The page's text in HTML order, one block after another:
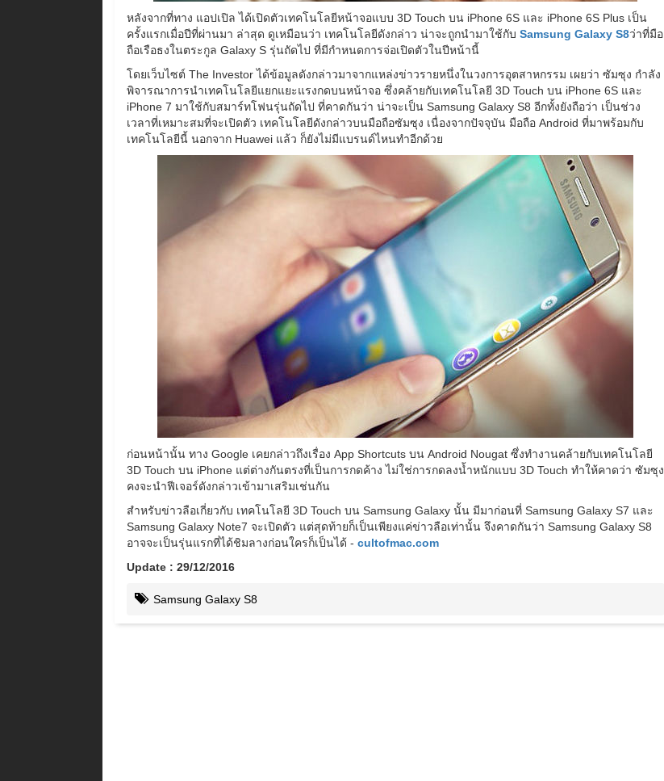
หลังจากที่ทาง แอปเปิล ได้เปิดตัวเทคโนโลยีหน้าจอแบบ 3D Touch บน iPhone 6S และ iPhone 6S Plus เป็น
ครั้งแรกเมื่อปีที่ผ่านมา ล่าสุด ดูเหมือนว่า เทคโนโลยีดังกล่าว น่าจะถูกนำมาใช้กับ Samsung Galaxy S8ว่าที่มือ
ถือเรือธงในตระกูล Galaxy S รุ่นถัดไป ที่มีกำหนดการจ่อเปิดตัวในปีหน้านี้
โดยเว็บไซต์ The Investor ได้ข้อมูลดังกล่าวมาจากแหล่งข่าวรายหนึ่งในวงการอุตสาหกรรม เผยว่า ซัมซุง กำลัง
พิจารณาการนำเทคโนโลยีแยกแยะแรงกดบนหน้าจอ ซึ่งคล้ายกับเทคโนโลยี 3D Touch บน iPhone 6S และ
iPhone 7 มาใช้กับสมาร์ทโฟนรุ่นถัดไป ที่คาดกันว่า น่าจะเป็น Samsung Galaxy S8 อีกทั้งยังถือว่า เป็นช่วง
เวลาที่เหมาะสมที่จะเปิดตัว เทคโนโลยีดังกล่าวบนมือถือซัมซุง เนื่องจากปัจจุบัน มือถือ Android ที่มาพร้อมกับ
เทคโนโลยีนี้ นอกจาก Huawei แล้ว ก็ยังไม่มีแบรนด์ไหนทำอีกด้วย
ก่อนหน้านั้น ทาง Google เคยกล่าวถึงเรื่อง App Shortcuts บน Android Nougat ซึ่งทำงานคล้ายกับเทคโนโลยี
3D Touch บน iPhone แต่ต่างกันตรงที่เป็นการกดค้าง ไม่ใช่การกดลงน้ำหนักแบบ 3D Touch ทำให้คาดว่า ซัมซุง
คงจะนำฟีเจอร์ดังกล่าวเข้ามาเสริมเช่นกัน
สำหรับข่าวลือเกี่ยวกับ เทคโนโลยี 3D Touch บน Samsung Galaxy นั้น มีมาก่อนที่ Samsung Galaxy S7 และ
Samsung Galaxy Note7 จะเปิดตัว แต่สุดท้ายก็เป็นเพียงแค่ข่าวลือเท่านั้น จึงคาดกันว่า Samsung Galaxy S8
อาจจะเป็นรุ่นแรกที่ได้ชิมลางก่อนใครก็เป็นได้ - cultofmac.com
Update : 29/12/2016
Samsung Galaxy S8